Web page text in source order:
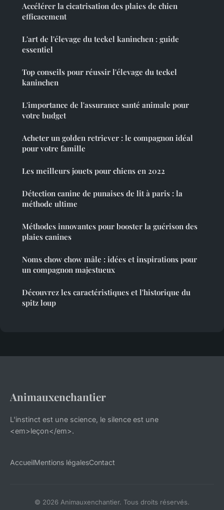
Accélérer la cicatrisation des plaies de chien
efficacement
L'art de l'élevage du teckel kaninchen : guide
essentiel
Top conseils pour réussir l'élevage du teckel
kaninchen
L'importance de l'assurance santé animale pour
votre budget
Acheter un golden retriever : le compagnon idéal
pour votre famille
Les meilleurs jouets pour chiens en 2022
Détection canine de punaises de lit à paris : la
méthode ultime
Méthodes innovantes pour booster la guérison des
plaies canines
Noms chow chow mâle : idées et inspirations pour
un compagnon majestueux
Découvrez les caractéristiques et l'historique du
spitz loup
Animauxenchantier
L'instinct est une science, le silence est une
<em>leçon</em>.
AccueilMentions légalesContact
© 2026 Animauxenchantier. Tous droits réservés.